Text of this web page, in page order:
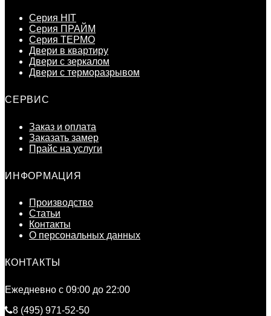
Серия HIT
Серия ПРАЙМ
Серия ТЕРМО
Двери в квартиру
Двери с зеркалом
Двери с терморазрывом
СЕРВИС
Заказ и оплата
Заказать замер
Прайс на услуги
ИНФОРМАЦИЯ
Производство
Статьи
Контакты
О персональных данных
КОНТАКТЫ
Ежедневно c 09:00 до 22:00
8 (495) 971-52-50